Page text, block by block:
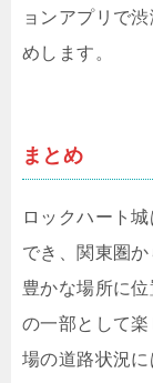
ョンアプリで
めします。
まとめ
ロックハート
でき、関東圏
豊かな場所に
の一部として
場の道路状況